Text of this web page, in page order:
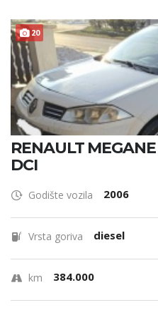
20
RENAULT
DCI
Godište vozila 2006
Vrsta goriva diesel
km 384.000